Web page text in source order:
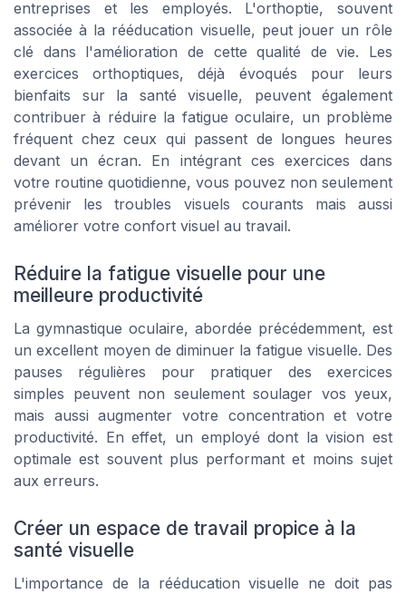
entreprises et les employés. L'orthoptie, souvent
associée à la rééducation visuelle, peut jouer un rôle
clé dans l'amélioration de cette qualité de vie. Les
exercices orthoptiques, déjà évoqués pour leurs
bienfaits sur la santé visuelle, peuvent également
contribuer à réduire la fatigue oculaire, un problème
fréquent chez ceux qui passent de longues heures
devant un écran. En intégrant ces exercices dans
votre routine quotidienne, vous pouvez non seulement
prévenir les troubles visuels courants mais aussi
améliorer votre confort visuel au travail.
Réduire la fatigue visuelle pour une
meilleure productivité
La gymnastique oculaire, abordée précédemment, est
un excellent moyen de diminuer la fatigue visuelle. Des
pauses régulières pour pratiquer des exercices
simples peuvent non seulement soulager vos yeux,
mais aussi augmenter votre concentration et votre
productivité. En effet, un employé dont la vision est
optimale est souvent plus performant et moins sujet
aux erreurs.
Créer un espace de travail propice à la
santé visuelle
L'importance de la rééducation visuelle ne doit pas